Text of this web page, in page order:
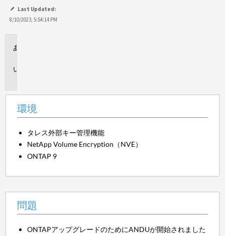
Last Updated:
8/10/2023, 5:54:14 PM
環境
タレス外部キー管理機能
NetApp Volume Encryption（NVE）
ONTAP 9
問題
ONTAPアップグレードのためにANDUが開始されました